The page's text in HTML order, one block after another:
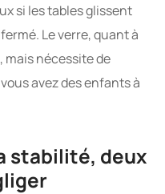
si les tables glissent
Le verre, quant à
mais nécessite de
avez des enfants à
stabilité, deux